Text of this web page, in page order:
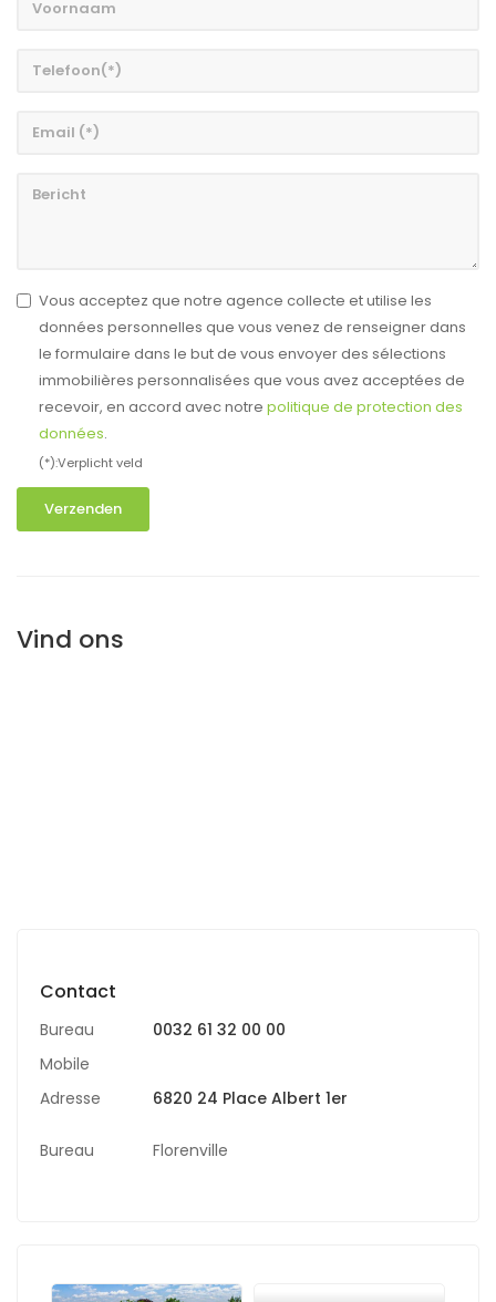
Vous acceptez que notre agence collecte et utilise les
données personnelles que vous venez de renseigner dans
le formulaire dans le but de vous envoyer des sélections
immobilières personnalisées que vous avez acceptées de
recevoir, en accord avec notre politique de protection des
données.
(*):Verplicht veld
Verzenden
Vind ons
Contact
Bureau
0032 61 32 00 00
Mobile
Adresse
6820 24 Place Albert 1er
Bureau Florenville